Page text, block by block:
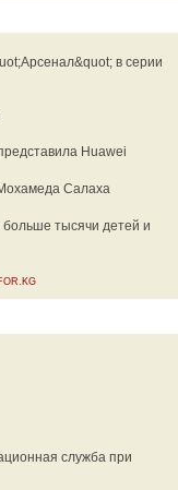
в серии
Huawei
Салаха
больше тысячи детей и
служба при